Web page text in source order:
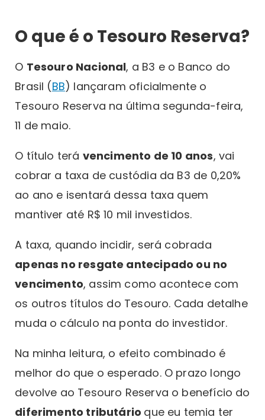
O que é o Tesouro Reserva?
O Tesouro Nacional, a B3 e o Banco do
Brasil (BB) lançaram oficialmente o
Tesouro Reserva na última segunda-feira,
11 de maio.
O título terá vencimento de 10 anos, vai
cobrar a taxa de custódia da B3 de 0,20%
ao ano e isentará dessa taxa quem
mantiver até R$ 10 mil investidos.
A taxa, quando incidir, será cobrada
apenas no resgate antecipado ou no
vencimento, assim como acontece com
os outros títulos do Tesouro. Cada detalhe
muda o cálculo na ponta do investidor.
Na minha leitura, o efeito combinado é
melhor do que o esperado. O prazo longo
devolve ao Tesouro Reserva o benefício do
diferimento tributário que eu temia ter